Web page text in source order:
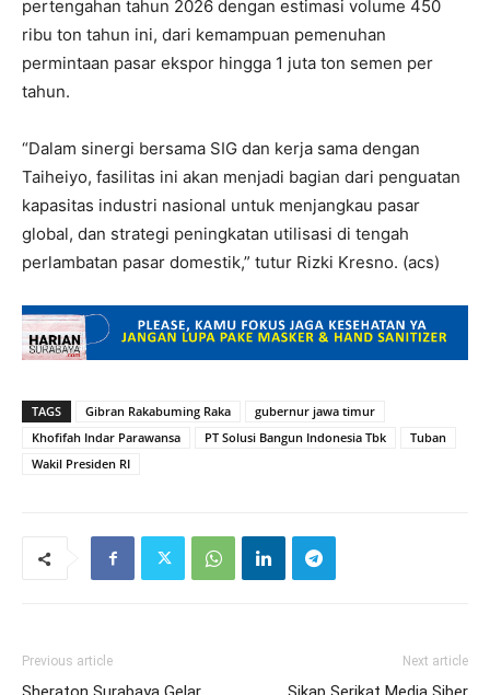
pertengahan tahun 2026 dengan estimasi volume 450
ribu ton tahun ini, dari kemampuan pemenuhan
permintaan pasar ekspor hingga 1 juta ton semen per
tahun.
“Dalam sinergi bersama SIG dan kerja sama dengan
Taiheiyo, fasilitas ini akan menjadi bagian dari penguatan
kapasitas industri nasional untuk menjangkau pasar
global, dan strategi peningkatan utilisasi di tengah
perlambatan pasar domestik,” tutur Rizki Kresno. (acs)
TAGS Gibran Rakabuming Raka
gubernur jawa timur
Khofifah Indar Parawansa
PT Solusi Bangun Indonesia Tbk
Tuban
Wakil Presiden RI
Previous article Next article